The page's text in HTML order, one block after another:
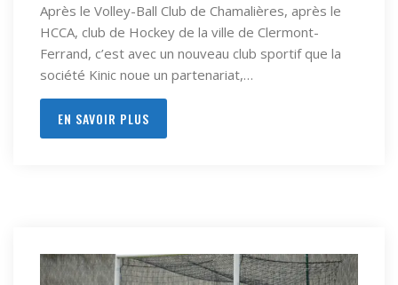
Après le Volley-Ball Club de Chamalières, après le
HCCA, club de Hockey de la ville de Clermont-
Ferrand, c’est avec un nouveau club sportif que la
société Kinic noue un partenariat,…
EN SAVOIR PLUS